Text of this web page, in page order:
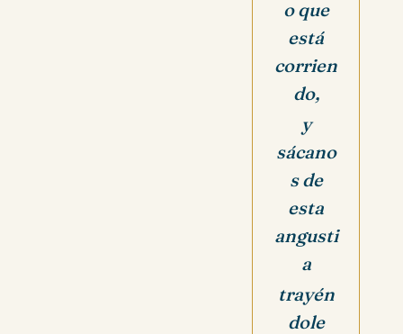
oque
está
corrien
do,
y
sácano
s de
esta
angusti
a
trayén
dole